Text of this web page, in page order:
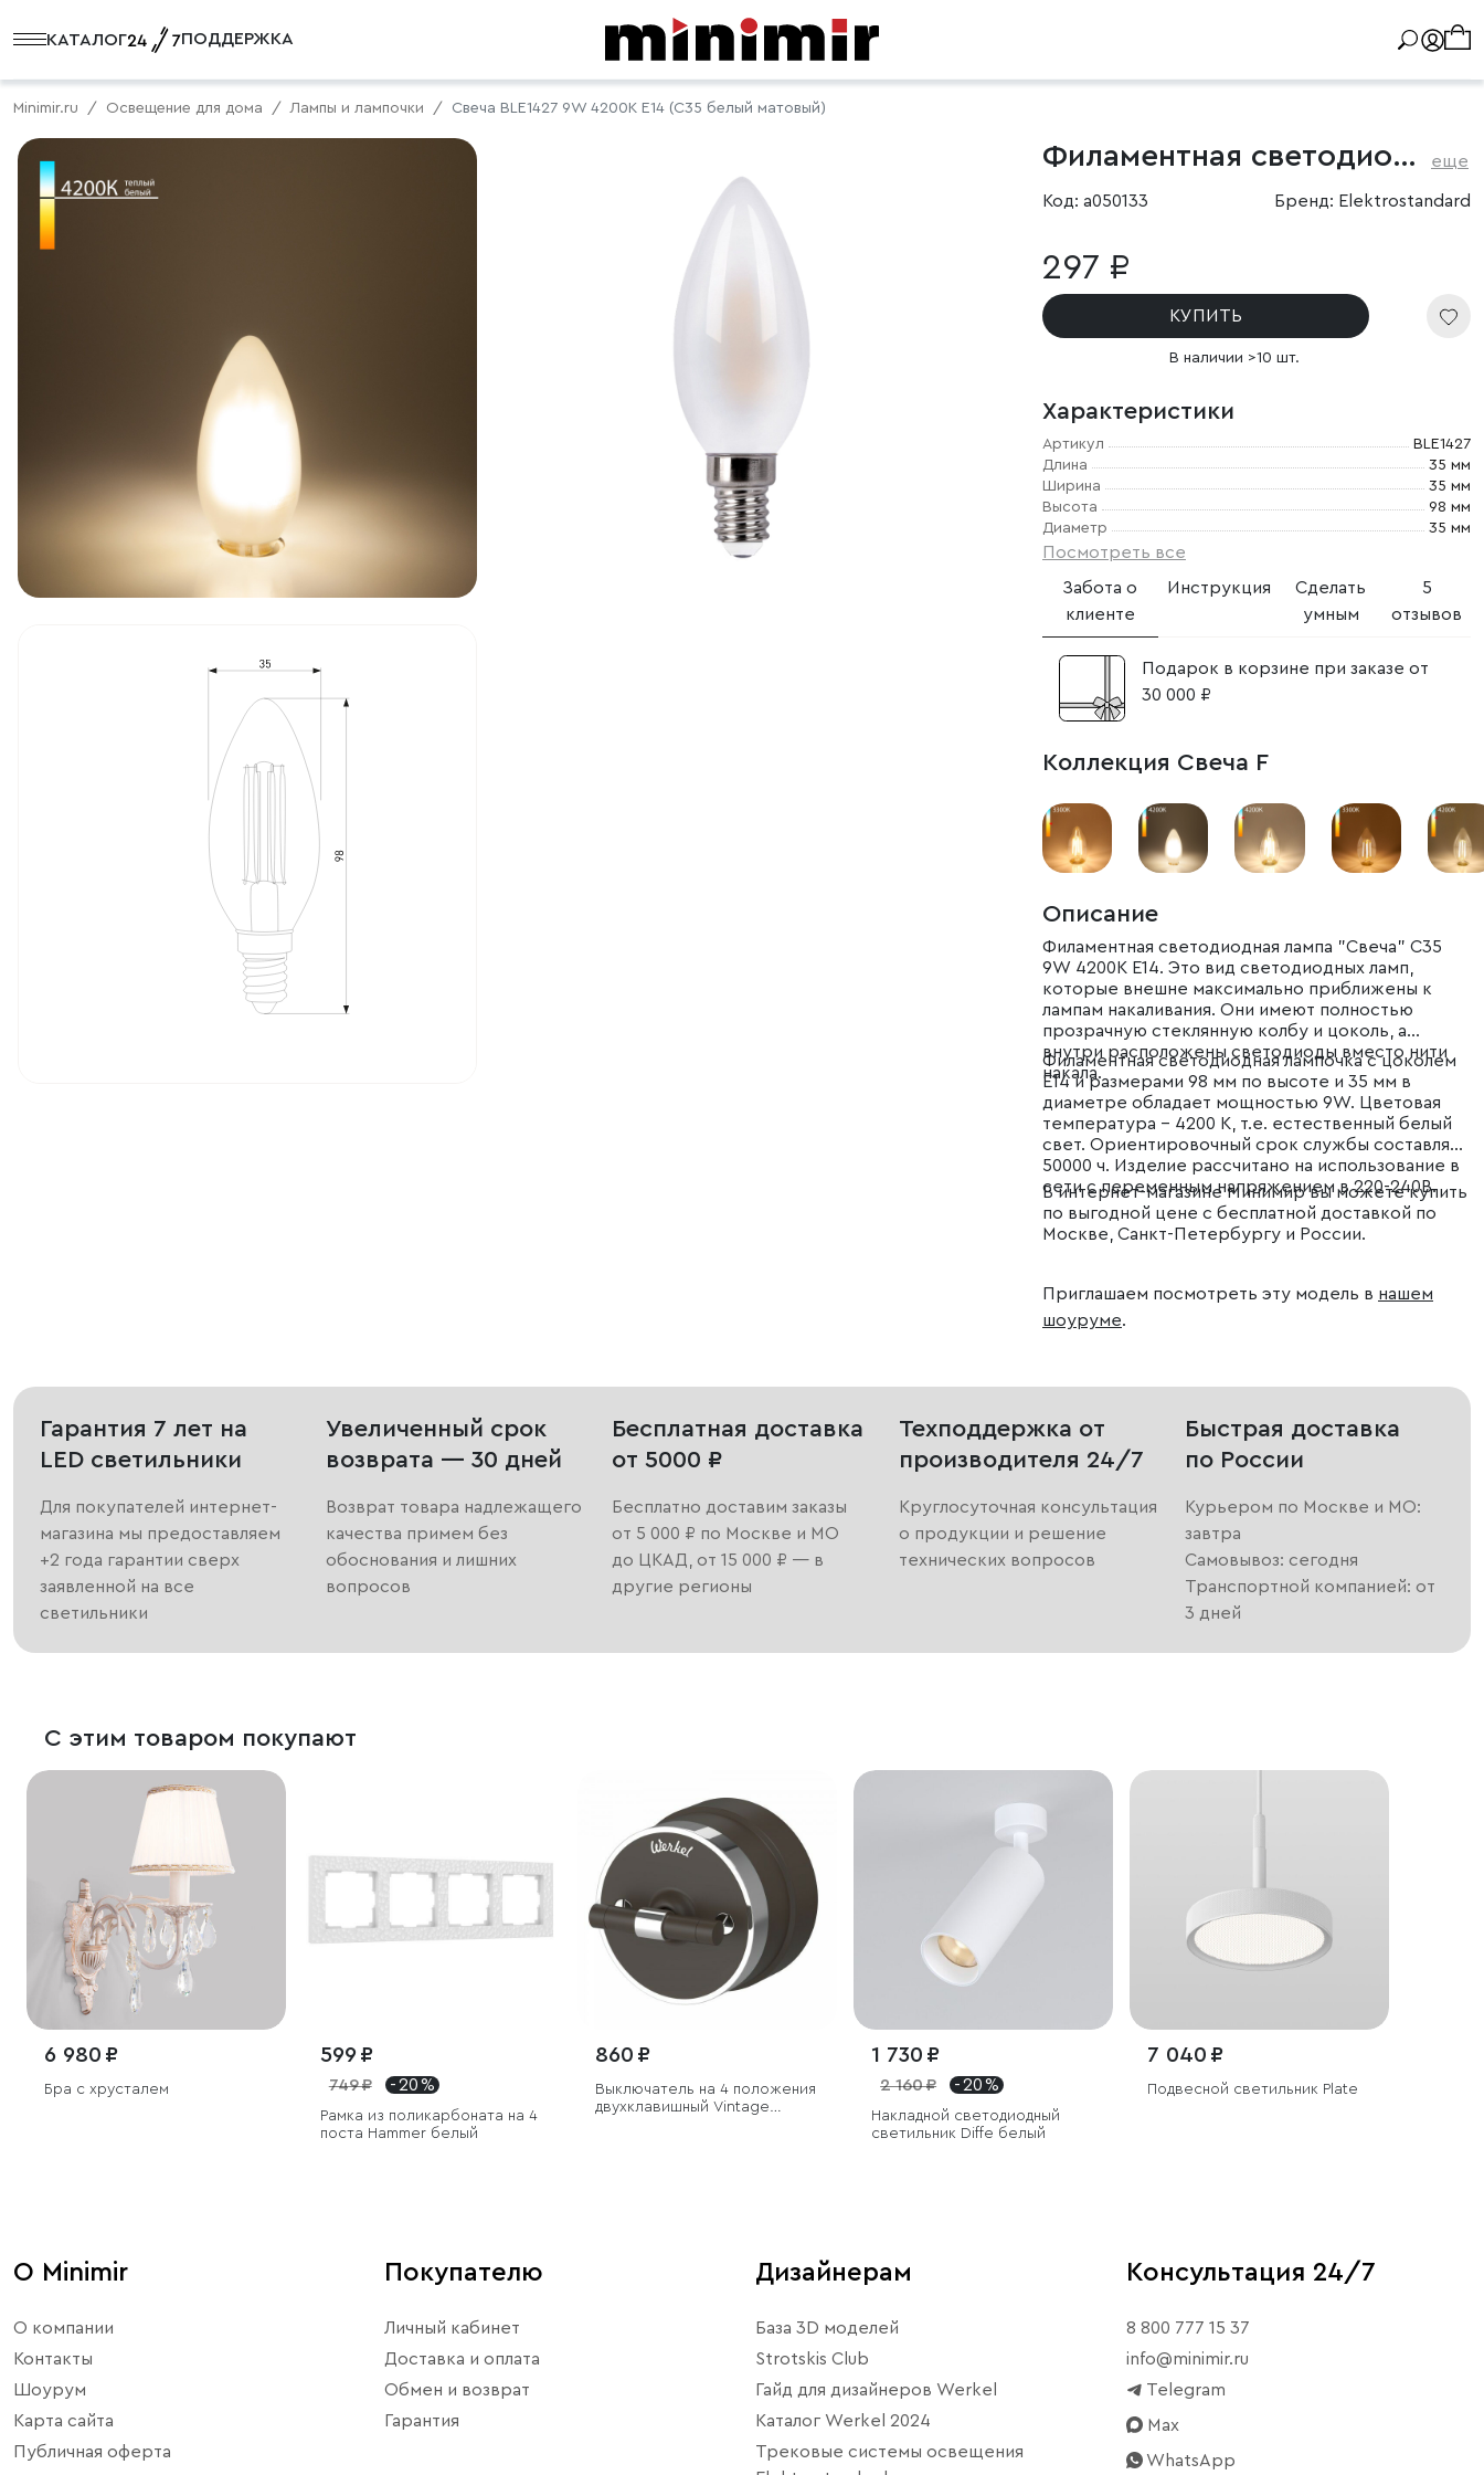
КАТАЛОГ ПОДДЕРЖКА
Minimir.ru Освещение для дома Лампы и лампочки Свеча BLE1427 9W 4200K E14 (C35 белый матовый)
Филаментная светодиодная лампа "Свеча" C35 9W 4200K E14 еще
Код: a050133 Бренд: Elektrostandard
297 ₽
КУПИТЬ
В наличии >10 шт.
Характеристики
Артикул
BLE1427
Длина
35 мм
Ширина
35 мм
Высота
98 мм
Диаметр
35 мм
Посмотреть все
Забота о
клиенте
Инструкция
Сделать
умным
5
отзывов
Подарок в корзине при заказе от
30 000 ₽
Коллекция Свеча F
Описание
Филаментная светодиодная лампа "Свеча" C35
9W 4200K E14. Это вид светодиодных ламп,
которые внешне максимально приближены к
лампам накаливания. Они имеют полностью
прозрачную стеклянную колбу и цоколь, а
внутри расположены светодиоды вместо нити
накала.
Филаментная светодиодная лампочка с цоколем
Е14 и размерами 98 мм по высоте и 35 мм в
диаметре обладает мощностью 9W. Цветовая
температура – 4200 К, т.е. естественный белый
свет. Ориентировочный срок службы составляет
50000 ч. Изделие рассчитано на использование в
сети с переменным напряжением в 220-240В.
В интернет-магазине Минимир вы можете купить
по выгодной цене с бесплатной доставкой по
Москве, Санкт-Петербургу и России.
Приглашаем посмотреть эту модель в нашем
шоуруме.
Гарантия 7 лет на
LED светильники
Для покупателей интернет-
магазина мы предоставляем
+2 года гарантии сверх
заявленной на все
светильники
Увеличенный срок
возврата — 30 дней
Возврат товара надлежащего
качества примем без
обоснования и лишних
вопросов
Бесплатная доставка
от 5000 ₽
Бесплатно доставим заказы
от 5 000 ₽ по Москве и МО
до ЦКАД, от 15 000 ₽ — в
другие регионы
Техподдержка от
производителя 24/7
Круглосуточная консультация
о продукции и решение
технических вопросов
Быстрая доставка
по России
Курьером по Москве и МО:
завтра
Самовывоз: сегодня
Транспортной компанией: от
3 дней
С этим товаром покупают
6 980 ₽
Бра с хрусталем
599 ₽
749 ₽ - 20 %
Рамка из поликарбоната на 4
поста Hammer белый
860 ₽
Выключатель на 4 положения
двухклавишный Vintage
1 730 ₽
2 160 ₽ - 20 %
Накладной светодиодный
светильник Diffe белый
7 040 ₽
Подвесной светильник Plate
О Minimir
О компании
Контакты
Шоурум
Карта сайта
Публичная оферта
Покупателю
Личный кабинет
Доставка и оплата
Обмен и возврат
Гарантия
Дизайнерам
База 3D моделей
Strotskis Club
Гайд для дизайнеров Werkel
Каталог Werkel 2024
Трековые системы освещения
Консультация 24/7
8 800 777 15 37
info@minimir.ru
Telegram
Max
WhatsApp